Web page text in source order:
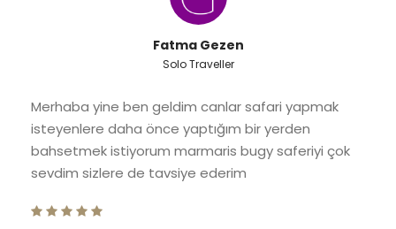
Fatma Gezen
Solo Traveller
Merhaba yine ben geldim canlar safari yapmak
isteyenlere daha önce yaptığım bir yerden
bahsetmek istiyorum marmaris bugy saferiyi çok
sevdim sizlere de tavsiye ederim